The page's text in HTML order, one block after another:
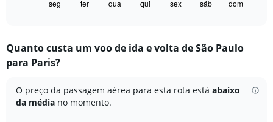
Range:
7
The
chart
has
seg ter qua qui sex sáb dom
Quanto custa um voo de ida e volta de São Paulo
para Paris?
O preço da passagem aérea para esta rota está abaixo
da média no momento.